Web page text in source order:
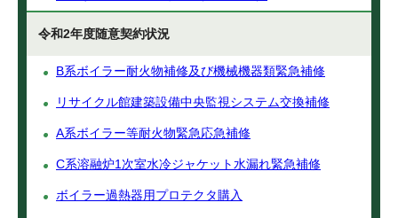
令和2年度随意契約状況
B系ボイラー耐火物補修及び機械機器類緊急補修
リサイクル館建築設備中央監視システム交換補修
A系ボイラー等耐火物緊急応急補修
C系溶融炉1次室水冷ジャケット水漏れ緊急補修
ボイラー過熱器用プロテクタ購入